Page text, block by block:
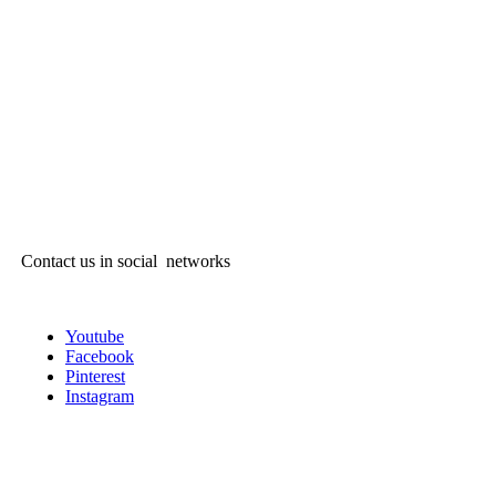
Contact us in social networks
Youtube
Facebook
Pinterest
Instagram